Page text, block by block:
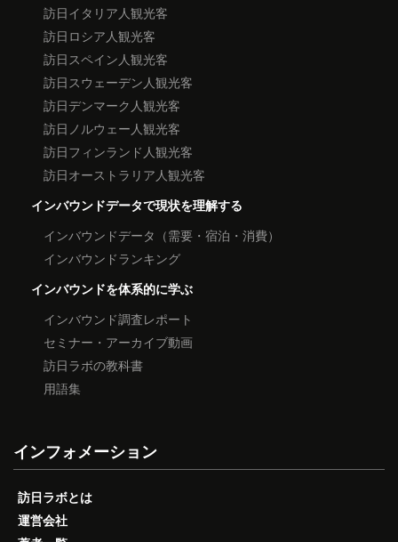
訪日イタリア人観光客
訪日ロシア人観光客
訪日スペイン人観光客
訪日スウェーデン人観光客
訪日デンマーク人観光客
訪日ノルウェー人観光客
訪日フィンランド人観光客
訪日オーストラリア人観光客
インバウンドデータで現状を理解する
インバウンドデータ（需要・宿泊・消費）
インバウンドランキング
インバウンドを体系的に学ぶ
インバウンド調査レポート
セミナー・アーカイブ動画
訪日ラボの教科書
用語集
インフォメーション
訪日ラボとは
運営会社